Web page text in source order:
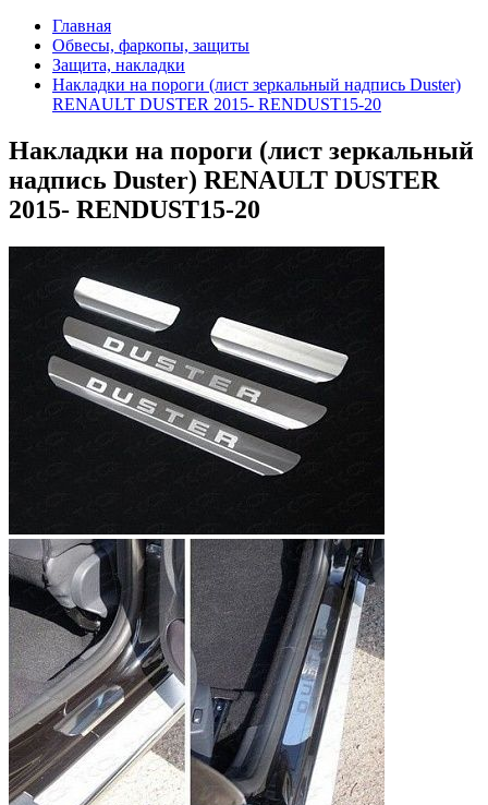
Главная
Обвесы, фаркопы, защиты
Защита, накладки
Накладки на пороги (лист зеркальный надпись Duster)
RENAULT DUSTER 2015- RENDUST15-20
Накладки на пороги (лист зеркальный
надпись Duster) RENAULT DUSTER
2015- RENDUST15-20